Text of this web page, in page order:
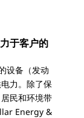
力于客户的
设备（发动
力。除了保
民和环境带
Energy &